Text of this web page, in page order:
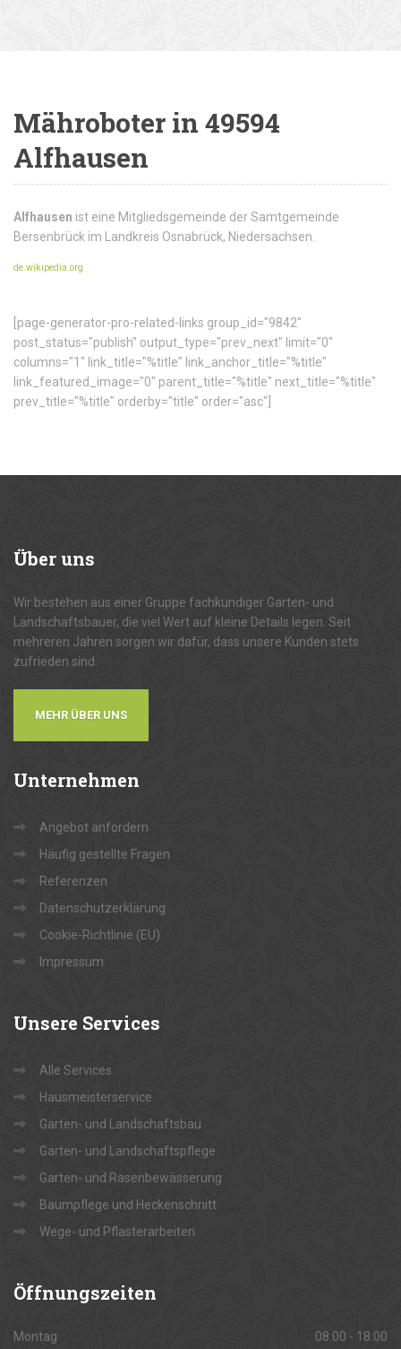
Mähroboter in 49594
Alfhausen
Alfhausen ist eine Mitgliedsgemeinde der Samtgemeinde
Bersenbrück im Landkreis Osnabrück, Niedersachsen.
de.wikipedia.org
[page-generator-pro-related-links group_id="9842"
post_status="publish" output_type="prev_next" limit="0"
columns="1" link_title="%title" link_anchor_title="%title"
link_featured_image="0" parent_title="%title" next_title="%title"
prev_title="%title" orderby="title" order="asc"]
Überuns
Wir bestehen aus einer Gruppe fachkundiger Garten- und
Landschaftsbauer, die viel Wert auf kleine Details legen. Seit
mehreren Jahren sorgen wir dafür, dass unsere Kunden stets
zufrieden sind.
MEHR ÜBER UNS
Unternehmen
Angebot anfordern
Häufig gestellte Fragen
Referenzen
Datenschutzerklärung
Cookie-Richtlinie (EU)
Impressum
Unsere Services
Alle Services
Hausmeisterservice
Garten- und Landschaftsbau
Garten- und Landschaftspflege
Garten- und Rasenbewässerung
Baumpflege und Heckenschnitt
Wege- und Pflasterarbeiten
Öffnungszeiten
Montag 08:00 - 18:00